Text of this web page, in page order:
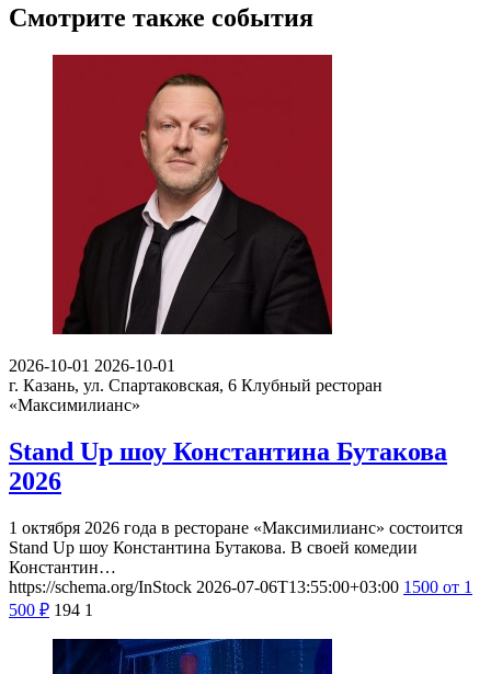
Смотрите также события
2026-10-01 2026-10-01
г. Казань, ул. Спартаковская, 6 Клубный ресторан
«Максимилианс»
Stand Up шоу Константина Бутакова
2026
1 октября 2026 года в ресторане «Максимилианс» состоится
Stand Up шоу Константина Бутакова. В своей комедии
Константин…
https://schema.org/InStock 2026-07-06T13:55:00+03:00 1500 от 1
500 ₽ 194 1